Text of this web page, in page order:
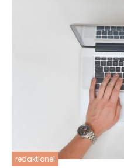
redaktionel